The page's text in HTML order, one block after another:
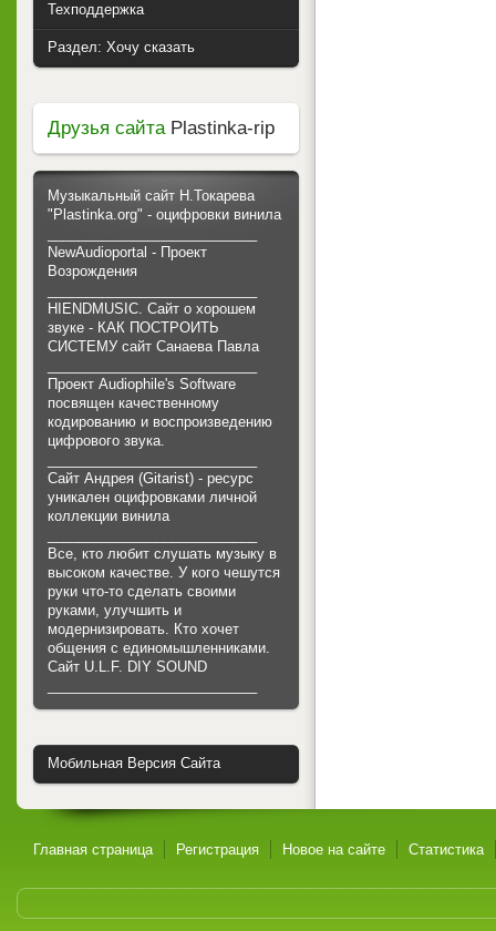
Техподдержка
Раздел: Хочу сказать
Друзья сайтаPlastinka-rip
Музыкальный сайт Н.Токарева
"Plastinka.org" - оцифровки винила
NewAudioportal - Проект
Возрождения
HIENDMUSIC. Сайт о хорошем
звуке - КАК ПОСТРОИТЬ
СИСТЕМУ сайт Санаева Павла
Проект Audiophile's Software
посвящен качественному
кодированию и воспроизведению
цифрового звука.
Сайт Андрея (Gitarist) - ресурс
уникален оцифровками личной
коллекции винила
Все, кто любит слушать музыку в
высоком качестве. У кого чешутся
руки что-то сделать своими
руками, улучшить и
модернизировать. Кто хочет
общения с единомышленниками.
Cайт U.L.F. DIY SOUND
Мобильная Версия Сайта
Главная страница Регистрация Новое на сайте Статистика